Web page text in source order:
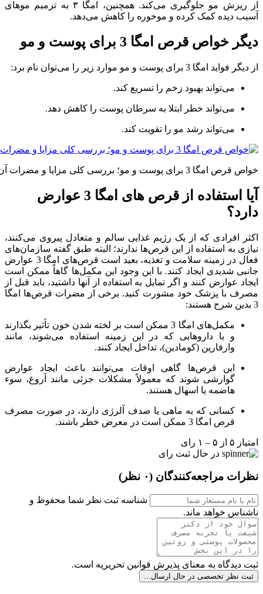
از ریزش مو جلوگیری می‌کند. همچنین، امگا ۳ به ترمیم موهای
آسیب دیده کمک کرده و موخوره را کاهش می‌دهد.
دیگر خواص قرص امگا 3 برای پوست و مو
از دیگر فواید امگا 3 برای پوست و مو موارد زیر را می‌توان نام برد:
می‌تواند بهبود زخم را تسریع کند.
می‌تواند خطر ابتلا به سرطان پوست را کاهش دهد.
می‌تواند رشد مو را تقویت کند.
خواص قرص امگا 3 برای پوست و مو؛ بررسی کلی مزایا و مضرات آن
آیا استفاده از قرص های امگا 3 عوارض
دارد؟
اکثر افرادی که از یک رژیم غذایی سالم و متعادل پیروی می‌کنند،
نیازی به استفاده از این قرص‌ها ندارند؛ البته طبق گفته سازمان‌های
فعال در زمینه سلامت و تغذیه، بعید است قرص‌های امگا 3 عوارض
جانبی شدیدی ایجاد کنند. با این وجود این مکمل‌ها گاهاً ممکن است
ایجاد عوارض کنند و اگر تمایل به استفاده از آنها داشتید، باید قبل از
مصرف با پزشک خود مشورت کنید. برخی از مضرات قرص‌ها امگا
3 بدین شرح هستند:
مکمل‌های امگا 3 ممکن است بر لخته شدن خون تأثیر بگذارند
و با داروهایی که در این زمینه استفاده می‌شوند، مانند
وارفارین (کومادین)، تداخل ایجاد کنند.
این قرص‌ها گاهی اوقات می‌توانند باعث ایجاد عوارض
گوارشی شوند که معمولاً مشکلات جزئی مانند آروغ، سوء
هاضمه یا اسهال هستند.
کسانی که به ماهی یا صدف آلرژی دارند، در صورت مصرف
قرص امگا 3 ممکن است در معرض خطر باشند.
امتیاز ۵ از ۵ – ۱ رای
در حال ثبت رای
نظرات مراجعه‌کنندگان (۰ نظر)
شناسه ثبت نظر شما محفوظ و
ناشناس خواهد ماند.
ثبت دیدگاه به معنای پذیرش قوانین تحریریه است.
ثبت نظر تخصصی در حال ارسال...